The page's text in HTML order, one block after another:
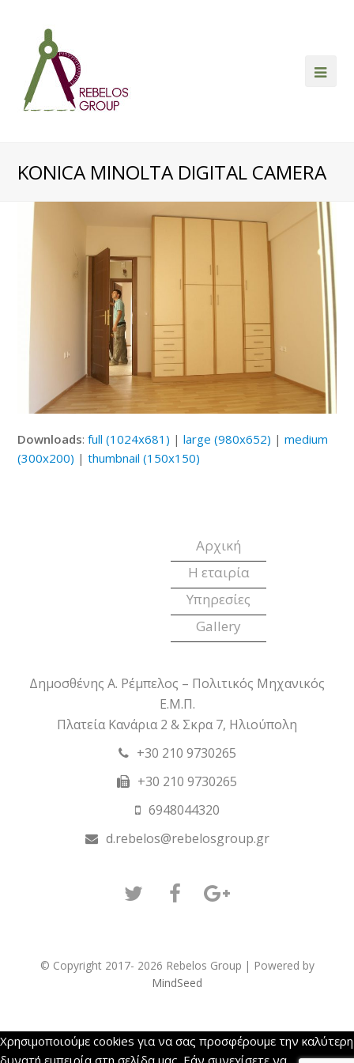
KONICA MINOLTA DIGITAL CAMERA
Downloads:full (1024x681) |large (980x652) |medium
(300x200) |thumbnail (150x150)
Αρχική
Η εταιρία
Υπηρεσίες
Gallery
Δημοσθένης Α. Ρέμπελος – Πολιτικός Μηχανικός
Ε.Μ.Π.
Πλατεία Κανάρια 2 & Σκρα 7, Ηλιούπολη
+30 210 9730265
+30 210 9730265
6948044320
d.rebelos@rebelosgroup.gr
TwitterFacebookGooglePlus
© Copyright 2017- 2026 Rebelos Group | Powered by
MindSeed
Χρησιμοποιούμε cookies για να σας προσφέρουμε την καλύτερη
δυνατή εμπειρία στη σελίδα μας. Εάν συνεχίσετε να